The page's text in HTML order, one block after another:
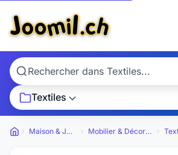
Textiles
Petites annonces
Maison & Jardin Mobilier & Décoration